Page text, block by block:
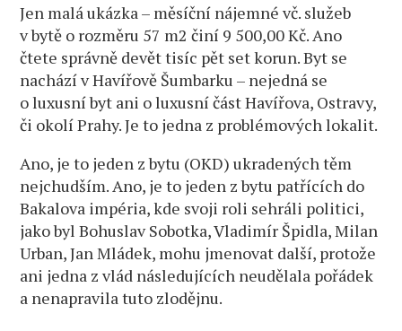
Jen malá ukázka – měsíční nájemné vč. služeb
v bytě o rozměru 57 m2 činí 9 500,00 Kč. Ano
čtete správně devět tisíc pět set korun. Byt se
nachází v Havířově Šumbarku – nejedná se
o luxusní byt ani o luxusní část Havířova, Ostravy,
či okolí Prahy. Je to jedna z problémových lokalit.
Ano, je to jeden z bytu (OKD) ukradených těm
nejchudším. Ano, je to jeden z bytu patřících do
Bakalova impéria, kde svoji roli sehráli politici,
jako byl Bohuslav Sobotka, Vladimír Špidla, Milan
Urban, Jan Mládek, mohu jmenovat další, protože
ani jedna z vlád následujících neudělala pořádek
a nenapravila tuto zlodějnu.